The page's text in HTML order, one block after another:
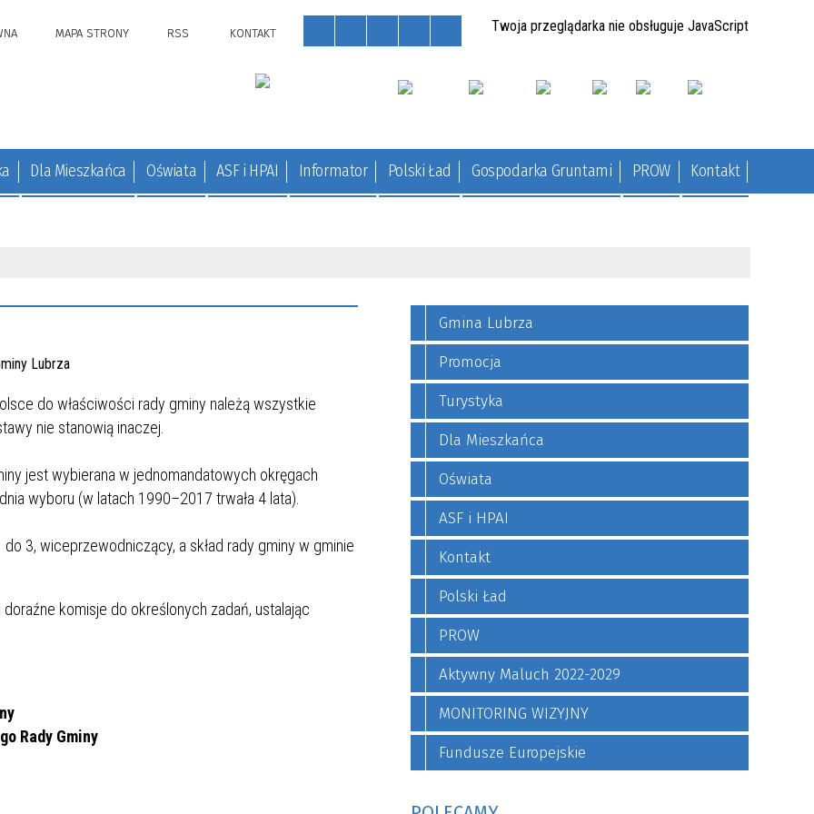
MAPA STRONY RSS KONTAKT Twoja przeglądarka nie obsługuje JavaScript
Dla Mieszkańca Oświata ASF i HPAI Informator Polski Ład Gospodarka Gruntami PROW Kontakt
do właściwości rady gminy należą wszystkie
nie stanowią inaczej.
jest wybierana w jednomandatowych okręgach
wyboru (w latach 1990–2017 trwała 4 lata).
3, wiceprzewodniczący, a skład rady gminy w gminie
komisje do określonych zadań, ustalając
Rady Gminy
Gmina Lubrza
Promocja
Turystyka
Dla Mieszkańca
Oświata
ASF i HPAI
Kontakt
Polski Ład
PROW
Aktywny Maluch 2022-2029
MONITORING WIZYJNY
Fundusze Europejskie